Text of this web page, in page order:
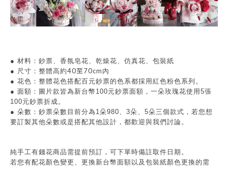
● 材料：鈔票、香氛皂花、乾燥花、仿真花、包裝紙
● 尺寸：整體高約40至70cm 內
● 花色：整體花色搭配百元鈔票的色系都採用紅色粉色系列。
● 面額 ：圖片款皆為新台幣100元鈔票面額，一朵玫瑰花使用5張
100元鈔票折成。
● 朵數 ：鈔票朵數目前分為1朵980、3朵、5朵三個款式，若您想
要訂製其他朵數或是搭配其他設計，都歡迎與我們討論。
純手工有錢花商品需提前預訂，可下單時備註取件日期。
若您有配花顏色變更、更換新台幣面額以及包裝紙顏色更換的需